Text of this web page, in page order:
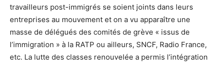
travailleurs post-immigrés se soient joints dans leurs
entreprises au mouvement et on a vu apparaître une
masse de délégués des comités de grève « issus de
l’immigration » à la RATP ou ailleurs, SNCF, Radio France,
etc. La lutte des classes renouvelée a permis l’intégration